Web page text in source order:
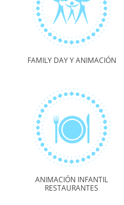
FAMILY DAY Y ANIMACIÓN
ANIMACIÓN INFANTIL
RESTAURANTES